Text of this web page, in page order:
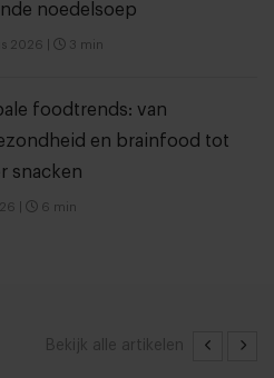
noedelsoep
2026 3 min
foodtrends: van
en brainfood tot
snacken
6 min
Bekijk alle artikelen